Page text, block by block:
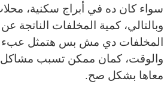
سواء كان ده في أبراج سكنية،
وبالتالي، كمية المخلفات الناتجة
المخلفات دي مش بس هتمثل عبء
والوقت، كمان ممكن تسبب مشاكل
معاها بشكل صح.